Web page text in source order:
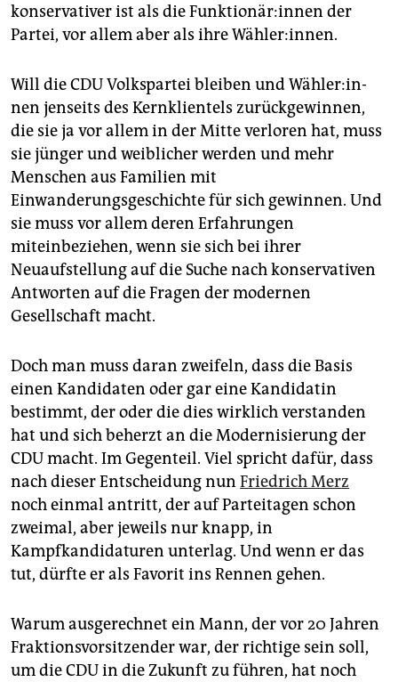
konservativer ist als die Funk­tio­nä­r:in­nen der
Partei, vor allem aber als ihre Wähler:innen.
Will die CDU Volkspartei bleiben und Wäh­le­r:in­
nen jenseits des Kernklientels zurückgewinnen,
die sie ja vor allem in der Mitte verloren hat, muss
sie jünger und weiblicher werden und mehr
Menschen aus Familien mit
Einwanderungsgeschichte für sich gewinnen. Und
sie muss vor allem deren Erfahrungen
miteinbeziehen, wenn sie sich bei ihrer
Neuaufstellung auf die Suche nach konservativen
Antworten auf die Fragen der modernen
Gesellschaft macht.
Doch man muss daran zweifeln, dass die Basis
einen Kandidaten oder gar eine Kandidatin
bestimmt, der oder die dies wirklich verstanden
hat und sich beherzt an die Modernisierung der
CDU macht. Im Gegenteil. Viel spricht dafür, dass
nach dieser Entscheidung nun Friedrich Merz
noch einmal antritt, der auf Parteitagen schon
zweimal, aber jeweils nur knapp, in
Kampfkandidaturen unterlag. Und wenn er das
tut, dürfte er als Favorit ins Rennen gehen.
Warum ausgerechnet ein Mann, der vor 20 Jahren
Fraktionsvorsitzender war, der richtige sein soll,
um die CDU in die Zukunft zu führen, hat noch